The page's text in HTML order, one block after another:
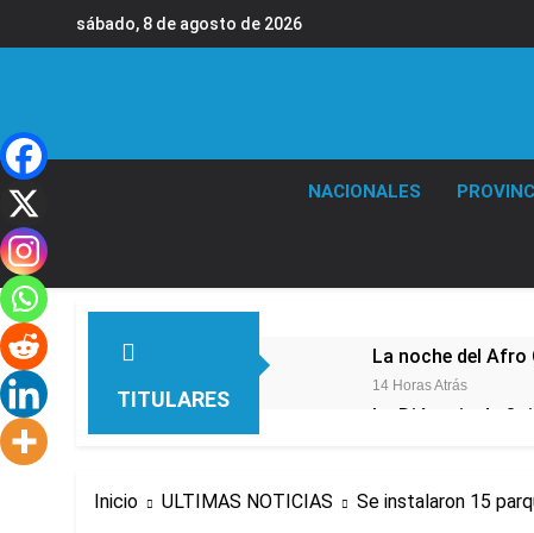
sábado, 8 de agosto de 2026
NACIONALES
TITULARES
La noche del Afro
14 Horas Atrás
La Diócesis de
19 Horas Atrás
Inicio ULTIMAS NOTICIAS Se instalaron 15